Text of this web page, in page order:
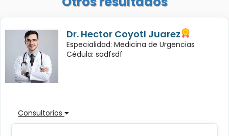
Dr. Hector Coyotl Juarez
Especialidad: Medicina de Urgencias
Cédula: sadfsdf
Consultorios